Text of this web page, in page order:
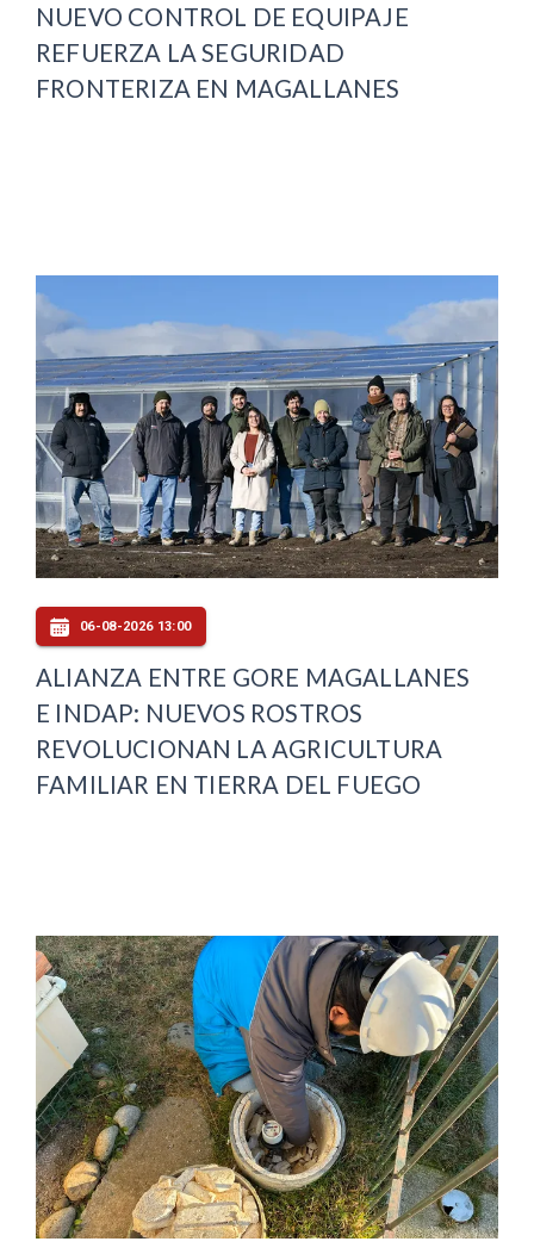
NUEVO CONTROL DE EQUIPAJE
REFUERZA LA SEGURIDAD
FRONTERIZA EN MAGALLANES
06-08-2026 13:00
ALIANZA ENTRE GORE MAGALLANES
E INDAP: NUEVOS ROSTROS
REVOLUCIONAN LA AGRICULTURA
FAMILIAR EN TIERRA DEL FUEGO